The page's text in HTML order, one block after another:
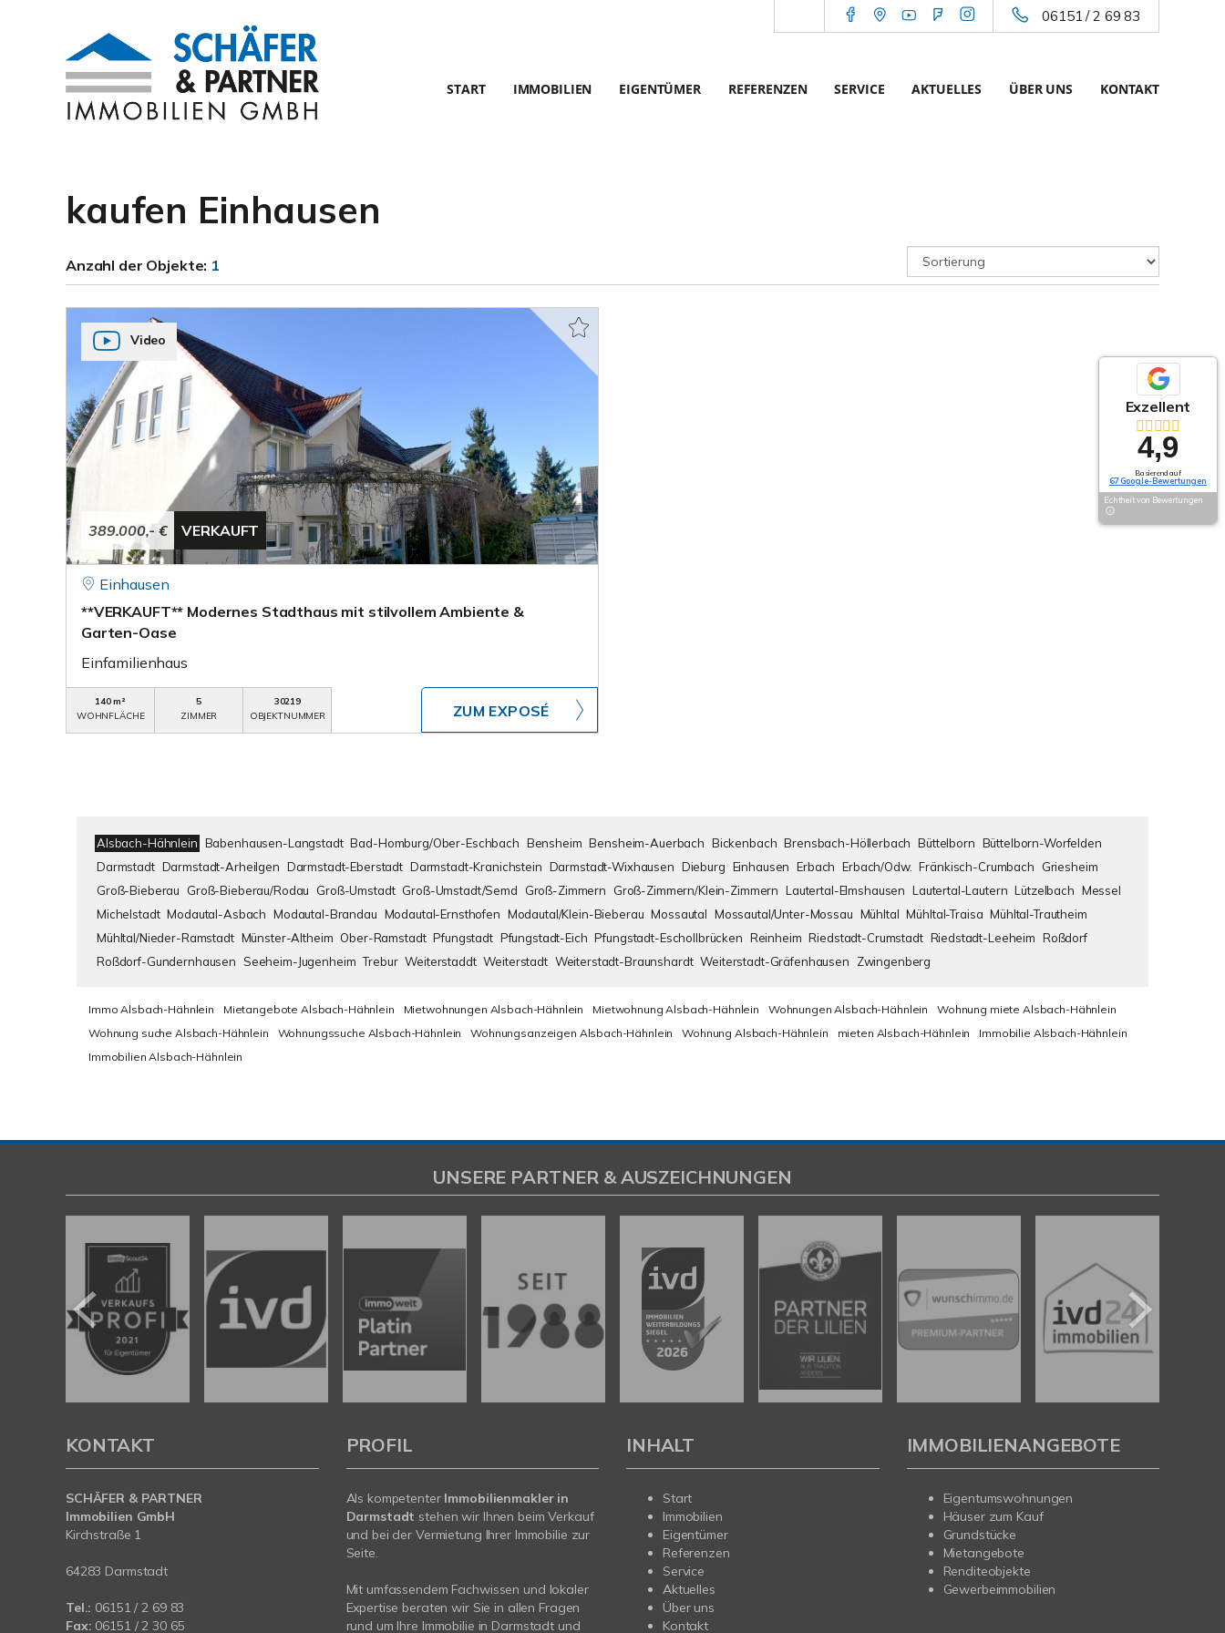
06151 / 2 69 83
START IMMOBILIEN EIGENTÜMER REFERENZEN SERVICE AKTUELLES ÜBER UNS KONTAKT
kaufen Einhausen
Anzahl der Objekte: 1
389.000,- € VERKAUFT
Video
Einhausen
**VERKAUFT** Modernes Stadthaus mit stilvollem Ambiente &
Garten-Oase
Einfamilienhaus
140 m²
WOHNFLÄCHE
5
ZIMMER
30219
OBJEKTNUMMER
ZUM EXPOSÉ
Alsbach-Hähnlein Babenhausen-Langstadt Bad-Homburg/Ober-Eschbach Bensheim Bensheim-Auerbach Bickenbach Brensbach-Höllerbach Büttelborn Büttelborn-Worfelden
Darmstadt Darmstadt-Arheilgen Darmstadt-Eberstadt Darmstadt-Kranichstein Darmstadt-Wixhausen Dieburg Einhausen Erbach Erbach/Odw. Fränkisch-Crumbach
Griesheim
Groß-Bieberau
Groß-Bieberau/Rodau Groß-Umstadt Groß-Umstadt/Semd Groß-Zimmern Groß-Zimmern/Klein-Zimmern Lautertal-Elmshausen Lautertal-Lautern Lützelbach Messel
Michelstadt Modautal-Asbach Modautal-Brandau Modautal-Ernsthofen Modautal/Klein-Bieberau Mossautal Mossautal/Unter-Mossau Mühltal Mühltal-Traisa Mühltal-Trautheim
Mühltal/Nieder-Ramstadt Münster-Altheim Ober-Ramstadt Pfungstadt Pfungstadt-Eich Pfungstadt-Eschollbrücken Reinheim Riedstadt-Crumstadt Riedstadt-Leeheim Roßdorf
Roßdorf-Gundernhausen Seeheim-Jugenheim Trebur Weiterstaddt Weiterstadt Weiterstadt-Braunshardt Weiterstadt-Gräfenhausen Zwingenberg
Immo Alsbach-Hähnlein Mietangebote Alsbach-Hähnlein Mietwohnungen Alsbach-Hähnlein Mietwohnung Alsbach-Hähnlein Wohnungen Alsbach-Hähnlein
Wohnung miete Alsbach-Hähnlein
Wohnung suche Alsbach-Hähnlein
Wohnungssuche Alsbach-Hähnlein Wohnungsanzeigen Alsbach-Hähnlein Wohnung Alsbach-Hähnlein mieten Alsbach-Hähnlein
Immobilie Alsbach-Hähnlein
Immobilien Alsbach-Hähnlein
Exzellent
4,9
Basierend auf
67 Google-Bewertungen
Echtheit von Bewertungen
UNSERE PARTNER & AUSZEICHNUNGEN
KONTAKT
SCHÄFER & PARTNER
Immobilien GmbH
Kirchstraße 1
64283 Darmstadt
Tel.: 06151 / 2 69 83
Fax: 06151 / 2 30 65
PROFIL
Als kompetenter Immobilienmakler in
Darmstadt stehen wir Ihnen beim Verkauf
und bei der Vermietung Ihrer Immobilie zur
Seite.
Mit umfassendem Fachwissen und lokaler
Expertise beraten wir Sie in allen Fragen
rund um Ihre Immobilie in Darmstadt und
INHALT
Start
Immobilien
Eigentümer
Referenzen
Service
Aktuelles
Über uns
Kontakt
IMMOBILIENANGEBOTE
Eigentumswohnungen
Häuser zum Kauf
Grundstücke
Mietangebote
Renditeobjekte
Gewerbeimmobilien